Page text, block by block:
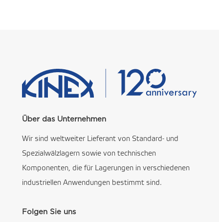
Über das Unternehmen
Wir sind weltweiter Lieferant von Standard- und
Spezialwälzlagern sowie von technischen
Komponenten, die für Lagerungen in verschiedenen
industriellen Anwendungen bestimmt sind.
Folgen Sie uns